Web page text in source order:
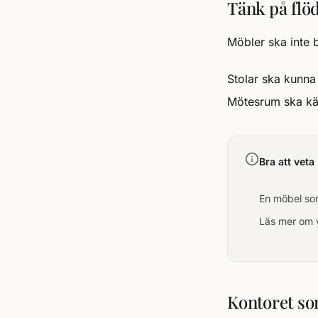
Tänk på
Möbler ska inte
Stolar ska
Mötesrum ska
Bra att veta
En möbel
Läs mer om
Kontoret